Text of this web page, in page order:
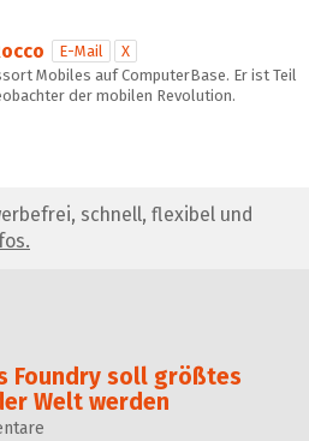
E-Mail
X
Mobiles auf ComputerBase. Er ist Teil
der mobilen Revolution.
schnell, flexibel und
Foundry soll größ­tes
Welt werden